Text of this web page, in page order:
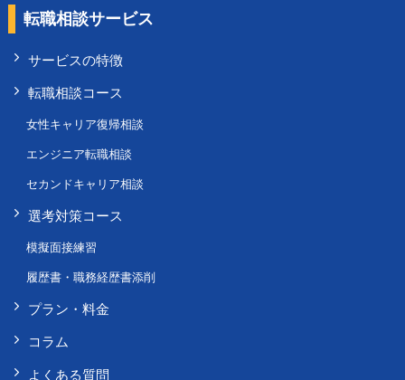
転職相談サービス
サービスの特徴
転職相談コース
女性キャリア復帰相談
エンジニア転職相談
セカンドキャリア相談
選考対策コース
模擬面接練習
履歴書・職務経歴書添削
プラン・料金
コラム
よくある質問